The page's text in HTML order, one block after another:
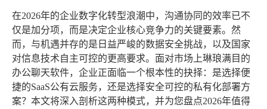
在2026年的企业数字化转型浪潮中，沟通协同的效率已不
仅是加分项，而是决定企业核心竞争力的关键要素。然
而，与机遇并存的是日益严峻的数据安全挑战，以及国家
对信息技术自主可控的更高要求。面对市场上琳琅满目的
办公聊天软件，企业正面临一个根本性的抉择：是选择便
捷的SaaS公有云服务，还是选择安全可控的私有化部署方
案？本文将深入剖析这两种模式，并为您盘点2026年值得